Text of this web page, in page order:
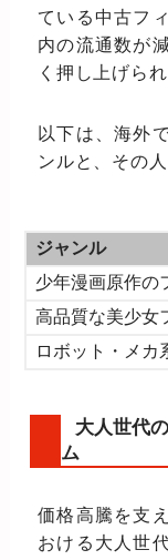
ている中古フ
内の流通数が
く押し上げら
以下は、海外
ンルと、その
ジャンル
少年漫画原作の
高品質な美少女
ロボット・メカ
大人世代
ム
価格高騰を支
おける大人世